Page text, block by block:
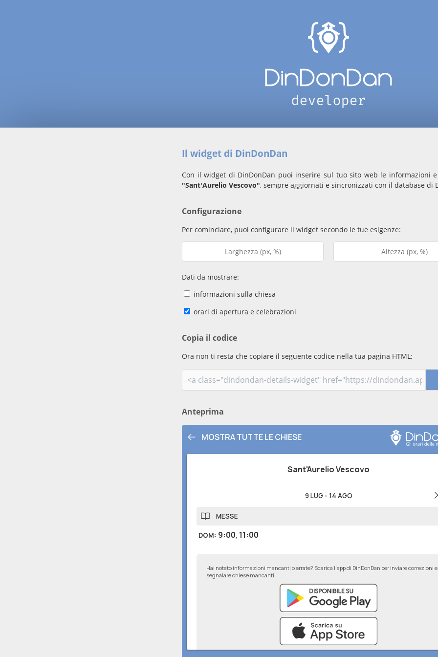
Il widget di DinDonDan
Con il widget di DinDonDan puoi inserire sul tuo sito web le informazioni
"Sant'Aurelio Vescovo", sempre aggiornati e sincronizzati con il database di
Configurazione
Per cominciare, puoi configurare il widget secondo le tue esigenze:
Dati da mostrare:
informazioni sulla chiesa
orari di apertura e celebrazioni
Copia il codice
Ora non ti resta che copiare il seguente codice nella tua pagina HTML:
Anteprima